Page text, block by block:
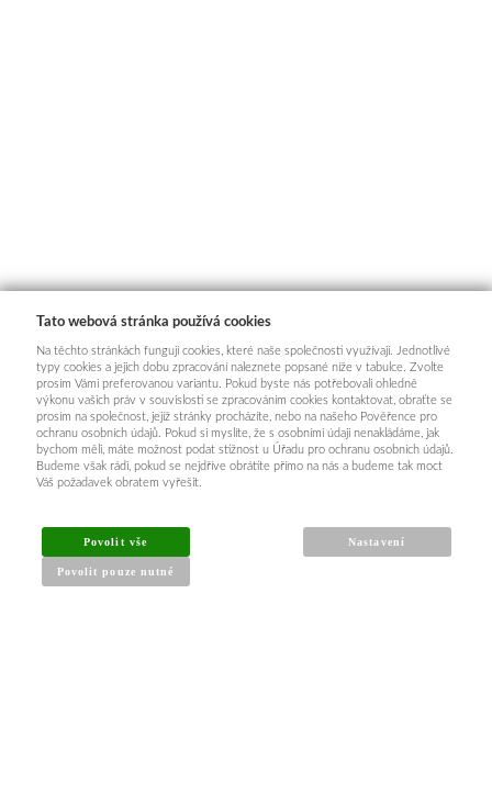
Tato webová stránka používá cookies
Na těchto stránkách fungují cookies, které naše společnosti využívají. Jednotlivé
typy cookies a jejich dobu zpracování naleznete popsané níže v tabulce. Zvolte
prosím Vámi preferovanou variantu. Pokud byste nás potřebovali ohledně
výkonu vašich práv v souvislosti se zpracováním cookies kontaktovat, obraťte se
prosím na společnost, jejíž stránky procházíte, nebo na našeho Pověřence pro
ochranu osobních údajů. Pokud si myslíte, že s osobními údaji nenakládáme, jak
bychom měli, máte možnost podat stížnost u Úřadu pro ochranu osobních údajů.
Budeme však rádi, pokud se nejdříve obrátíte přímo na nás a budeme tak moct
Váš požadavek obratem vyřešit.
Povolit vše
Povolit pouze nutné
Nastavení